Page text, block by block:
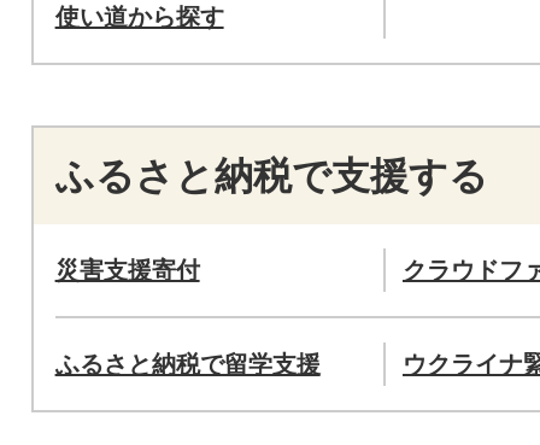
使い道から探す
ふるさと納税で支援する
災害支援寄付 クラウドフ
ふるさと納税で留学支援 ウクライナ